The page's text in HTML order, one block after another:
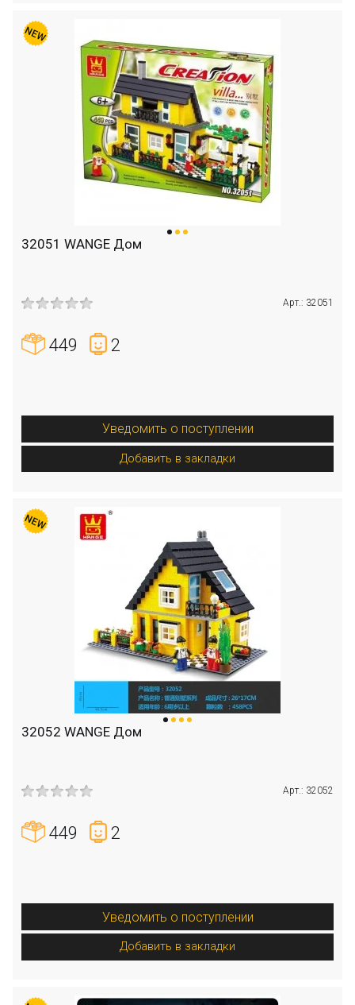
32051 WANGE Дом
Арт.: 32051
449 2
Уведомить о поступлении
Добавить в закладки
32052 WANGE Дом
Арт.: 32052
449 2
Уведомить о поступлении
Добавить в закладки